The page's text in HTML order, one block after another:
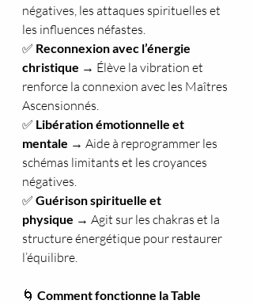
négatives, les attaques spirituelles et
les influences néfastes.
✅ Reconnexion avec l’énergie
christique → Élève la vibration et
renforce la connexion avec les Maîtres
Ascensionnés.
✅ Libération émotionnelle et
mentale → Aide à reprogrammer les
schémas limitants et les croyances
négatives.
✅ Guérison spirituelle et
physique → Agit sur les chakras et la
structure énergétique pour restaurer
l’équilibre.
🌀 Comment fonctionne la Table